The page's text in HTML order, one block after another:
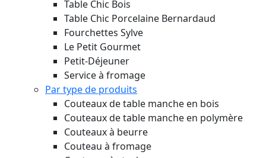
Table Chic Bois
Table Chic Porcelaine Bernardaud
Fourchettes Sylve
Le Petit Gourmet
Petit-Déjeuner
Service à fromage
Par type de produits
Couteaux de table manche en bois
Couteaux de table manche en polymère
Couteaux à beurre
Couteau à fromage